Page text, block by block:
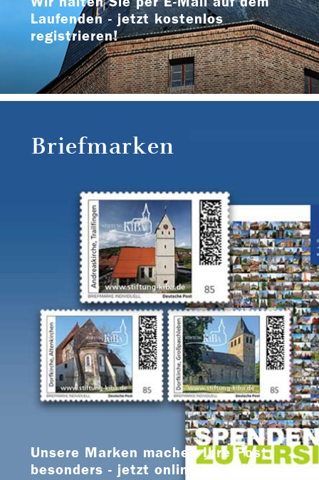
Laufenden - jetzt kostenlos
registrieren!
Briefmarken
Unsere Marken machen Ihre Post
besonders - jetzt online bestellen